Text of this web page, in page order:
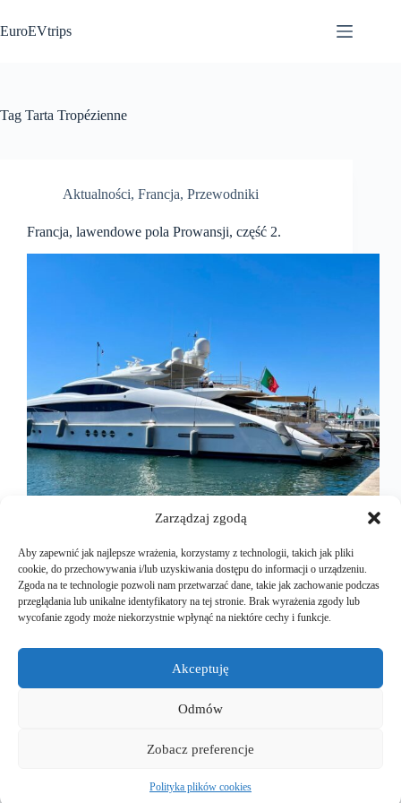
Zarządzaj zgodą
Aby zapewnić jak najlepsze wrażenia, korzystamy z technologii, takich jak pliki
cookie, do przechowywania i/lub uzyskiwania dostępu do informacji o urządzeniu.
Zgoda na te technologie pozwoli nam przetwarzać dane, takie jak zachowanie podczas
przeglądania lub unikalne identyfikatory na tej stronie. Brak wyrażenia zgody lub
wycofanie zgody może niekorzystnie wpłynąć na niektóre cechy i funkcje.
Akceptuję
Odmów
Zobacz preferencje
Polityka plików cookies
do
treści
EuroEVtrips
Tag Tarta Tropézienne
Aktualności, Francja, Przewodniki
Francja, lawendowe pola Prowansji, część 2.
Lazurowe Wybrzeże… czego jeszcze o nim nie
również, jakie niedogodności mogą nas spotkać,
kiedy podróżujemy autem wielkości Modelu S, czy
X. Są to bardzo duże i szerokie samochody, Model
2024-10-19